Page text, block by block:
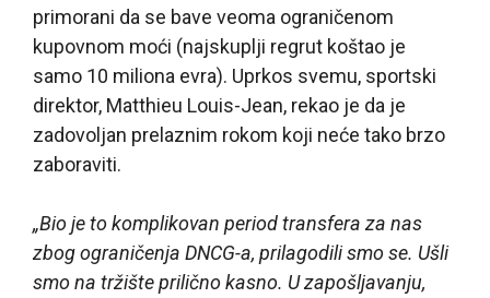
primorani da se bave veoma ograničenom
kupovnom moći (najskuplji regrut koštao je
samo 10 miliona evra). Uprkos svemu, sportski
direktor, Matthieu Louis-Jean, rekao je da je
zadovoljan prelaznim rokom koji neće tako brzo
zaboraviti.
„Bio je to komplikovan period transfera za nas
zbog ograničenja DNCG-a, prilagodili smo se. Ušli
smo na tržište prilično kasno. U zapošljavanju,